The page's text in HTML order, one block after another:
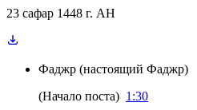
23 сафар 1448 г. AH
Фаджр (настоящий Фаджр)
(Начало поста) 1:30